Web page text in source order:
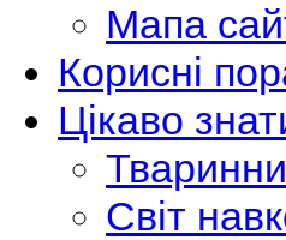
Мапа
Корисні
Цікаво
Світ